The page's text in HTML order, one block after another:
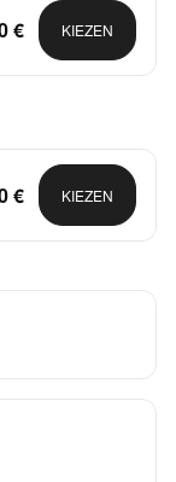
€ KIEZEN
€ KIEZEN